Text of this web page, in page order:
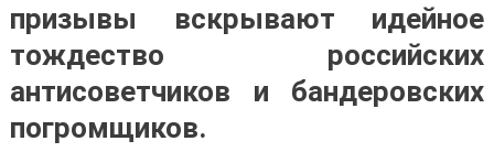
призывы вскрывают идейное
тождество российских
антисоветчиков и бандеровских
погромщиков.